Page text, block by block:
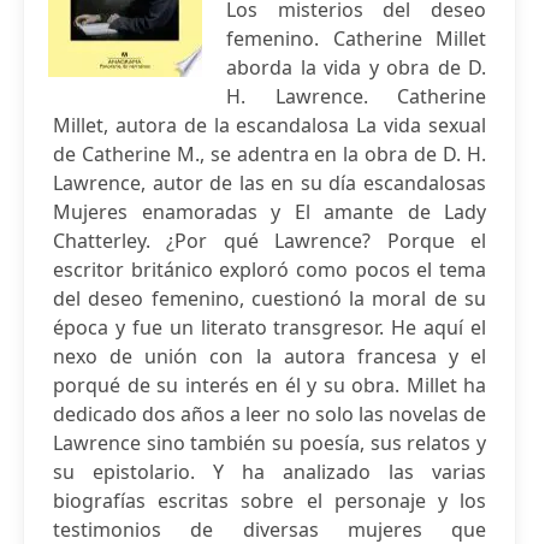
Los misterios del deseo
femenino. Catherine Millet
aborda la vida y obra de D.
H. Lawrence. Catherine
Millet, autora de la escandalosa La vida sexual
de Catherine M., se adentra en la obra de D. H.
Lawrence, autor de las en su día escandalosas
Mujeres enamoradas y El amante de Lady
Chatterley. ¿Por qué Lawrence? Porque el
escritor británico exploró como pocos el tema
del deseo femenino, cuestionó la moral de su
época y fue un literato transgresor. He aquí el
nexo de unión con la autora francesa y el
porqué de su interés en él y su obra. Millet ha
dedicado dos años a leer no solo las novelas de
Lawrence sino también su poesía, sus relatos y
su epistolario. Y ha analizado las varias
biografías escritas sobre el personaje y los
testimonios de diversas mujeres que